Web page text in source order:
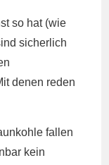
so hat (wie
sicherlich
denen reden
fallen
kein